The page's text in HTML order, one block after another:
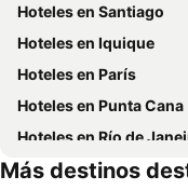
Hoteles en Santiago
Hoteles en Iquique
Hoteles en París
Hoteles en Punta Cana
Hoteles en Río de
Hoteles en Brasil
Más destinos